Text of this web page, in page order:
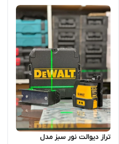
تراز دیوالت نور سبز مدل